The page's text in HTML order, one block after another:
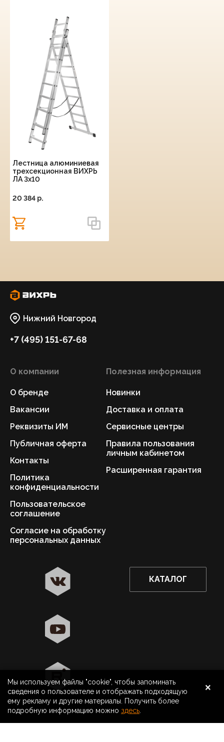
8 800 500 40 40 Нижний Новгород
Да
Поиск
Лестница алюминиевая
трехсекционная ВИХРЬ
ЛА 3х10
20 384 p.
Нижний Новгород
+7 (495) 151-67-68
О компании
О бренде
Вакансии
Реквизиты ИМ
Публичная оферта
Контакты
Политика
конфиденциальности
Пользовательское
соглашение
Согласие на обработку
персональных данных
Полезная информация
Новинки
Доставка и оплата
Сервисные центры
Правила пользования
личным кабинетом
Расширенная гарантия
КАТАЛОГ
Мы используем файлы "cookie", чтобы запоминать
сведения о пользователе и отображать подходящую
ему рекламу и другие материалы. Получить более
подробную информацию можно здесь
×